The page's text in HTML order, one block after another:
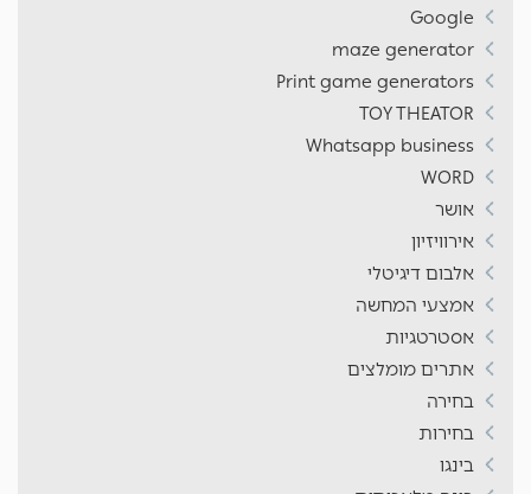
Google
maze generator
Print game generators
TOY THEATOR
Whatsapp business
WORD
אושר
אירוויזיון
אלבום דיגיטלי
אמצעי המחשה
אסטרטגיות
אתרים מומלצים
בחירה
בחירות
בינגו